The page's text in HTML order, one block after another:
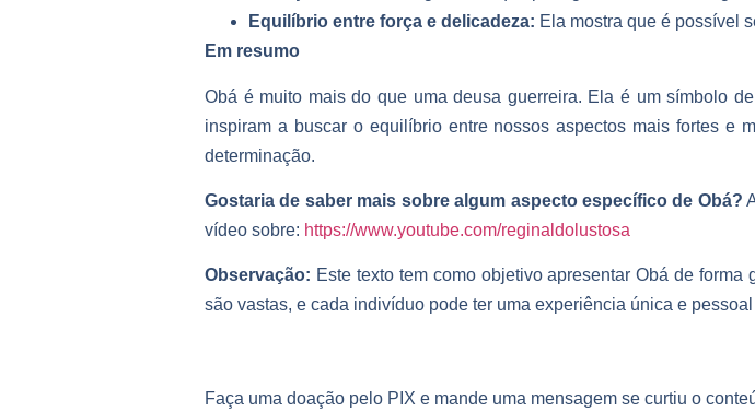
Equilíbrio entre força e delicadeza: Ela mostra que é possível
Em resumo
Obá é muito mais do que uma deusa guerreira. Ela é um símbolo
inspiram a buscar o equilíbrio entre nossos aspectos mais fortes e
determinação.
Gostaria de saber mais sobre algum aspecto específico de Obá?
vídeo sobre: https://www.youtube.com/reginaldolustosa
Observação: Este texto tem como objetivo apresentar Obá de
são vastas, e cada indivíduo pode ter uma experiência única e
Faça uma doação pelo PIX e mande uma mensagem se curtiu o